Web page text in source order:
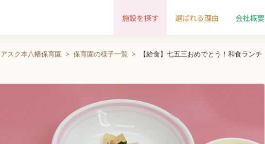
施設を探す 選ばれる理由 会社概要
アスク本八幡保育園 保育園の様子一覧 【給食】七五三おめでとう！和食ランチ